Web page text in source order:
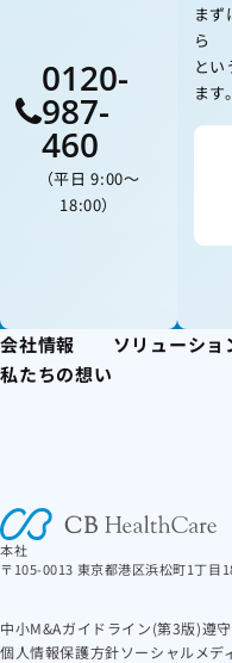
0120-
987-
460
（平日 9:00〜
18:00）
まず
ら
とい
ます。
会社情報
私たちの想い
ソリューショ
本社
〒105-0013 東京都港区浜松町1丁目
中小M&Aガイドライン(第3版)遵
個人情報保護方針ソーシャルメデ